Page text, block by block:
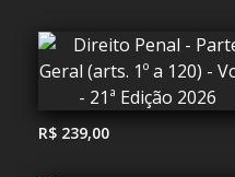
R$ 239,00